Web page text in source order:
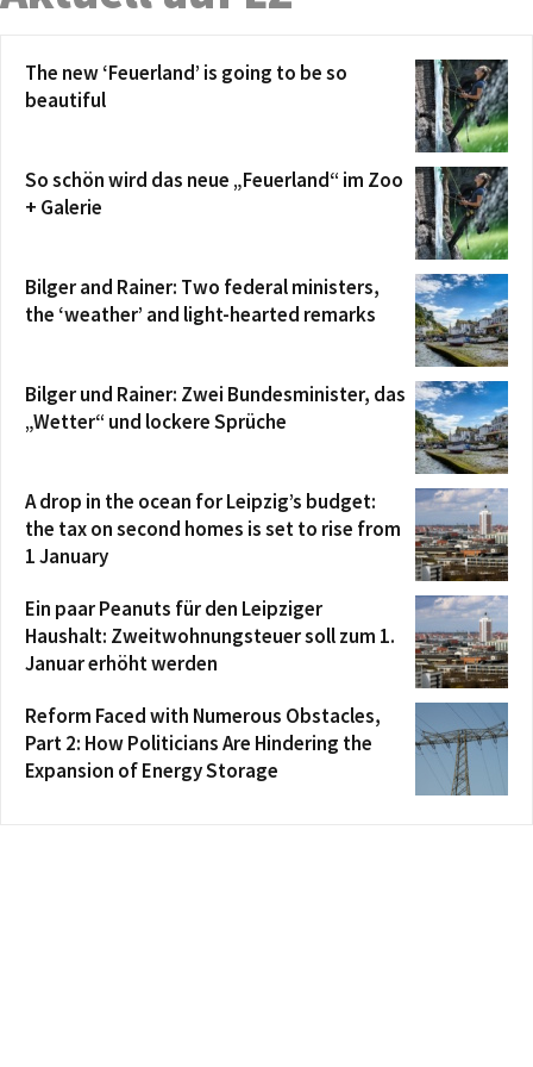
The new ‘Feuerland’ is going to be so
beautiful
So schön wird das neue „Feuerland“ im Zoo
+ Galerie
Bilger and Rainer: Two federal ministers,
the ‘weather’ and light-hearted remarks
Bilger und Rainer: Zwei Bundesminister, das
„Wetter“ und lockere Sprüche
A drop in the ocean for Leipzig’s budget:
the tax on second homes is set to rise from
1 January
Ein paar Peanuts für den Leipziger
Haushalt: Zweitwohnungsteuer soll zum 1.
Januar erhöht werden
Reform Faced with Numerous Obstacles,
Part 2: How Politicians Are Hindering the
Expansion of Energy Storage